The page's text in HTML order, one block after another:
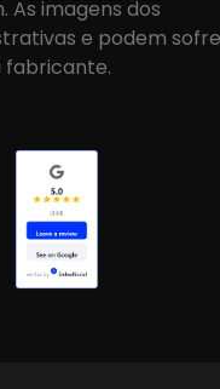
As imagens dos
e podem
fabricante.